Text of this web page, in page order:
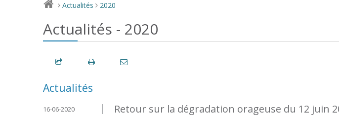
> Actualités > 2020
Actualités - 2020
Actualités
Retour sur la dégradation orageuse du 12 juin
16-06-2020